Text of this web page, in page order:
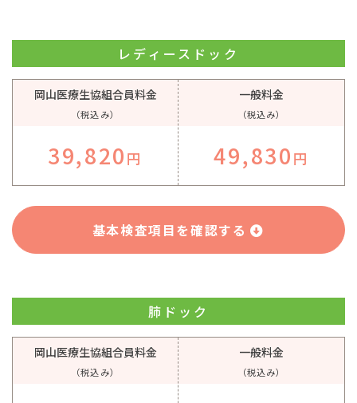
レディースドック
岡山医療生協組合員料金
（税込み）
39,820円
一般料金
（税込み）
49,830円
基本検査項目を確認する
肺ドック
岡山医療生協組合員料金
（税込み）
一般料金
（税込み）